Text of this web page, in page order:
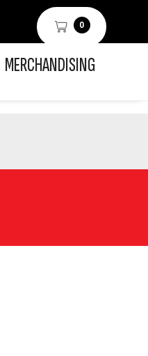
0
MERCHANDISING